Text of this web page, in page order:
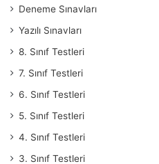
Deneme Sınavları
Yazılı Sınavları
8. Sınıf Testleri
7. Sınıf Testleri
6. Sınıf Testleri
5. Sınıf Testleri
4. Sınıf Testleri
3. Sınıf Testleri